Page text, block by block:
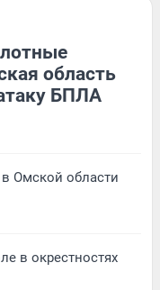
область
БПЛА
Омской области
в окрестностях